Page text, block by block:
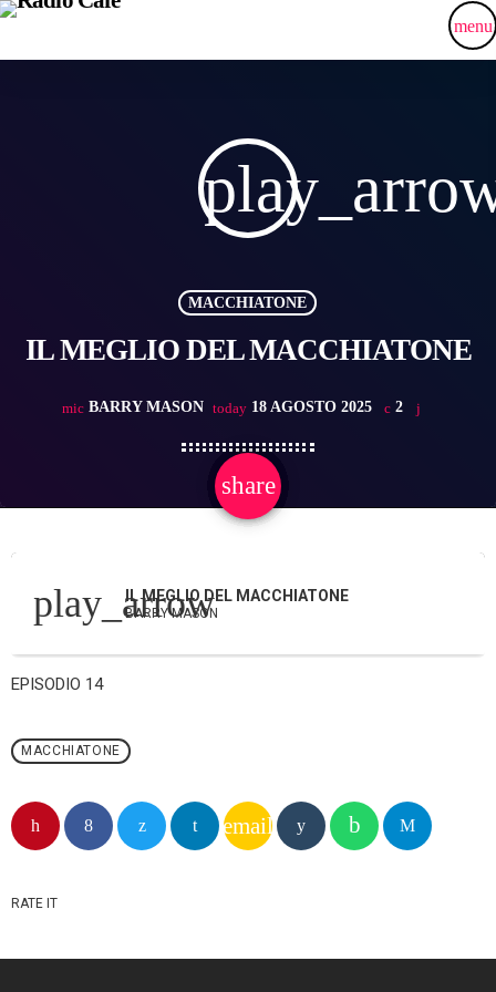
menu
MACCHIATONE
IL MEGLIO DEL MACCHIATONE
mic BARRY MASON today 18 AGOSTO 2025 2
share
email
play_arrowIL MEGLIO DEL MACCHIATONE
BARRY MASON
EPISODIO 14
MACCHIATONE
email
RATE IT